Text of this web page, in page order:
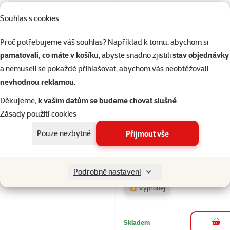
Souhlas s cookies
Proč potřebujeme váš souhlas? Například k tomu, abychom si
pamatovali, co máte v košíku, abyste snadno zjistilistav objednávky
a nemuseli se pokaždé přihlašovat, abychom vás neobtěžovali
nevhodnou reklamou.
Děkujeme,k vašim datům se budeme chovat slušně.
Zásady použití cookies
Pouze nezbytné
Přijmout vše
Podrobné nastavení
do
Skin&Coat
140g
💥 Výprodej
Skladem do